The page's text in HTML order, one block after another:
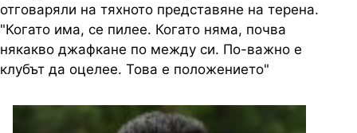
отговаряли на тяхното представяне на терена.
"Когато има, се пилее. Когато няма, почва
някакво джафкане по между си. По-важно е
клубът да оцелее. Това е положението"